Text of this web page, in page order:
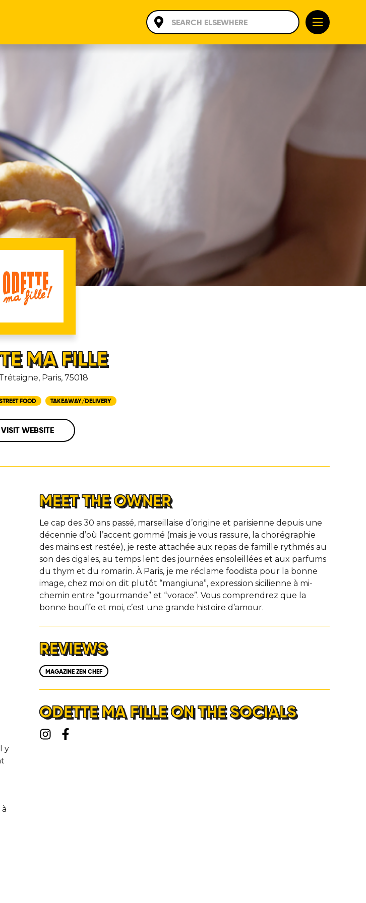
ABOUT
MA FILLE
Paris, 75018
FOOD TAKEAWAY/DELIVERY
VISIT WEBSITE
y
MEET THE OWNER
Le cap des 30 ans passé, marseillaise d’origine et parisienne depuis une
décennie d’où l’accent gommé (mais je vous rassure, la chorégraphie
des mains est restée), je reste attachée aux repas de famille rythmés au
son des cigales, au temps lent des journées ensoleillées et aux parfums
du thym et du romarin. À Paris, je me réclame foodista pour la bonne
image, chez moi on dit plutôt “mangiuna”, expression sicilienne à mi-
chemin entre “gourmande” et “vorace”. Vous comprendrez que la
bonne bouffe et moi, c’est une grande histoire d’amour.
REVIEWS
MAGAZINE ZEN CHEF
ODETTE MA FILLE ON THE SOCIALS